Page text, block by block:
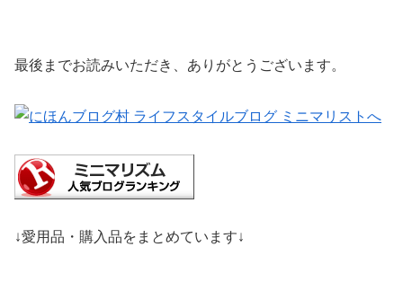
最後までお読みいただき、ありがとうございます。
↓愛用品・購入品をまとめています↓